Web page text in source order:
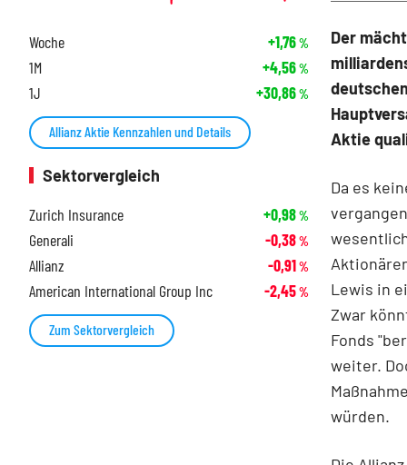
Der
Aktie
Da es
Lewis in
Zwar
Fonds
weiter.
würden.
Woche +1,76%
1M +4,56%
1J +30,86%
Allianz Aktie Kennzahlen und Details
Sektorvergleich
Zurich Insurance
+0,98%
Generali -0,38%
Allianz -0,91%
American International Group Inc -2,45%
Zum Sektorvergleich